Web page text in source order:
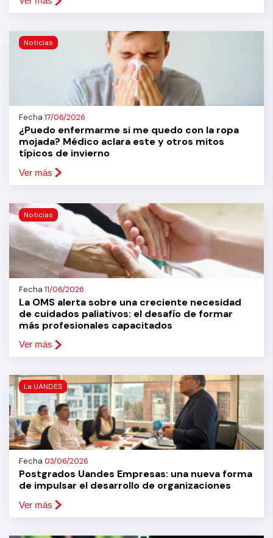
Noticias
Fecha 17/06/2026
¿Puedo enfermarme si me quedo con la ropa
mojada? Médico aclara este y otros mitos
típicos de invierno
Ver más
Noticias
Fecha 11/06/2026
La OMS alerta sobre una creciente necesidad
de cuidados paliativos: el desafío de formar
más profesionales capacitados
Ver más
La UANDES
Fecha 03/06/2026
Postgrados Uandes Empresas: una nueva forma
de impulsar el desarrollo de organizaciones
Ver más